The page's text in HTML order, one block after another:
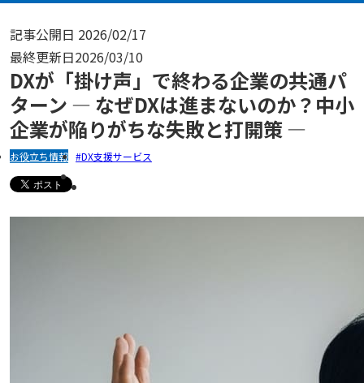
記事公開日 2026/02/17
最終更新日2026/03/10
DXが「掛け声」で終わる企業の共通パ
ターン ― なぜDXは進まないのか？中小
企業が陥りがちな失敗と打開策 ―
お役立ち情報 DX支援サービス